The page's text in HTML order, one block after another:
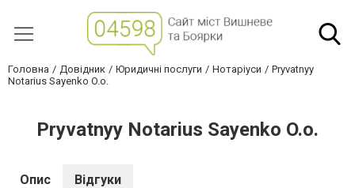
Головна Довідник Юридичні послуги Нотаріуси
Pryvatnyy
Notarius Sayenko O.o.
Pryvatnyy Notarius Sayenko O.o.
Опис Відгуки